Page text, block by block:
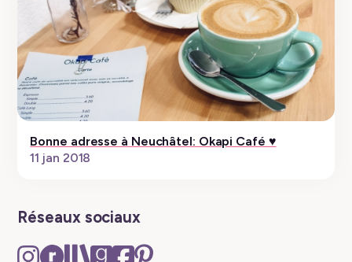
Bonne adresse à Neuchâtel: Okapi Café ♥︎
11 jan 2018
Réseaux sociaux
Instagram
Ravelry
TheGoodreads
Facebook
Pinterest